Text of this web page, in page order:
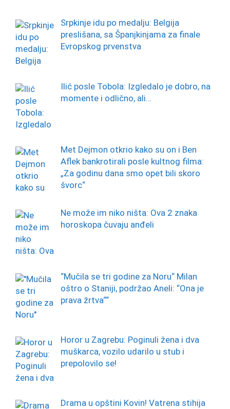
Srpkinje idu po medalju: Belgija
preslišana, sa Španjkinjama za finale
Evropskog prvenstva
Ilić posle Tobola: Izgledalo je dobro, na
momente i odlično, ali…
Met Dejmon otkrio kako su on i Ben
Aflek bankrotirali posle kultnog filma:
„Za godinu dana smo opet bili skoro
švorc“
Ne može im niko ništa: Ova 2 znaka
horoskopa čuvaju anđeli
“Mučila se tri godine za Noru“ Milan
oštro o Staniji, podržao Aneli: “Ona je
prava žrtva““
Horor u Zagrebu: Poginuli žena i dva
muškarca, vozilo udarilo u stub i
prepolovilo se!
Drama u opštini Kovin! Vatrena stihija